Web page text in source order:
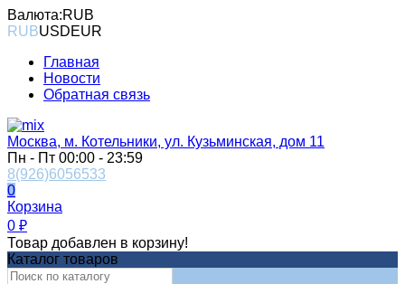
Валюта:RUB
RUBUSDEUR
Главная
Новости
Обратная связь
Москва, м. Котельники, ул. Кузьминская, дом 11
Пн - Пт 00:00 - 23:59
8(926)6056533
0
Корзина
0 ₽
Товар добавлен в корзину!
Каталог товаров